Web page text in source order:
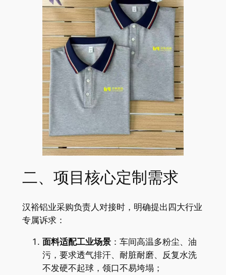
二、项目核心定制需求
汉裕铝业采购负责人对接时，明确提出四大行业
专属诉求：
面料适配工业场景：车间高温多粉尘、油
污，要求透气排汗、耐脏耐磨、反复水洗
不发硬不起球，领口不易垮塌；